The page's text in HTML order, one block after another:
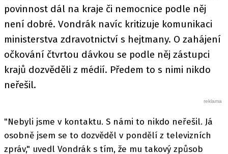
povinnost dál na kraje či nemocnice podle něj
není dobré. Vondrák navíc kritizuje komunikaci
ministerstva zdravotnictví s hejtmany. O zahájení
očkování čtvrtou dávkou se podle něj zástupci
krajů dozvěděli z médií. Předem to s nimi nikdo
neřešil.
"Nebyli jsme v kontaktu. S námi to nikdo neřešil. Já
osobně jsem se to dozvěděl v pondělí z televizních
zpráv," uvedl Vondrák s tím, že mu takový způsob